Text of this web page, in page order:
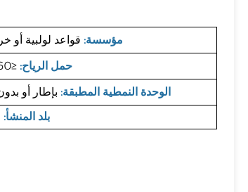
مؤسسة: قواعد لولبية أو
حمل الرياح: ≤60 م/ث
الوحدة النمطية المطبقة: بإطار أو
بلد المنشأ: